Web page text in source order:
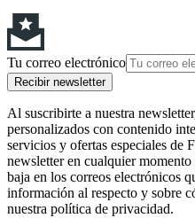
Tu correo electrónico
Recibir newsletter
Al suscribirte a nuestra
personalizados con contenido
servicios y ofertas especiales de
newsletter en cualquier
baja en los correos electrónicos
información al respecto y sobre
nuestra política de privacidad.